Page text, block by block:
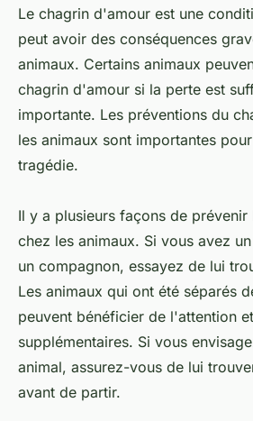
Le chagrin d'amour est une
peut avoir des conséquences
animaux. Certains animaux
chagrin d'amour si la perte est
importante. Les préventions du
les animaux sont importantes
tragédie.
Il y a plusieurs façons de
chez les animaux. Si vous avez
un compagnon, essayez de lui
Les animaux qui ont été séparés
peuvent bénéficier de l'attention
supplémentaires. Si vous
animal, assurez-vous de lui
avant de partir.